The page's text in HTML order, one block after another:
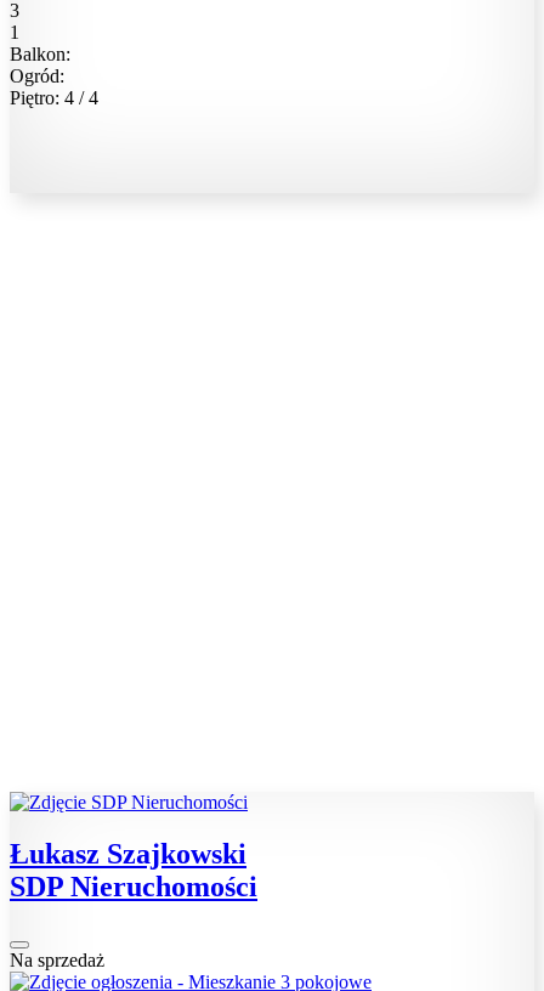
3
1
Balkon:
Ogród:
Piętro: 4 / 4
Łukasz Szajkowski
SDP Nieruchomości
Na sprzedaż